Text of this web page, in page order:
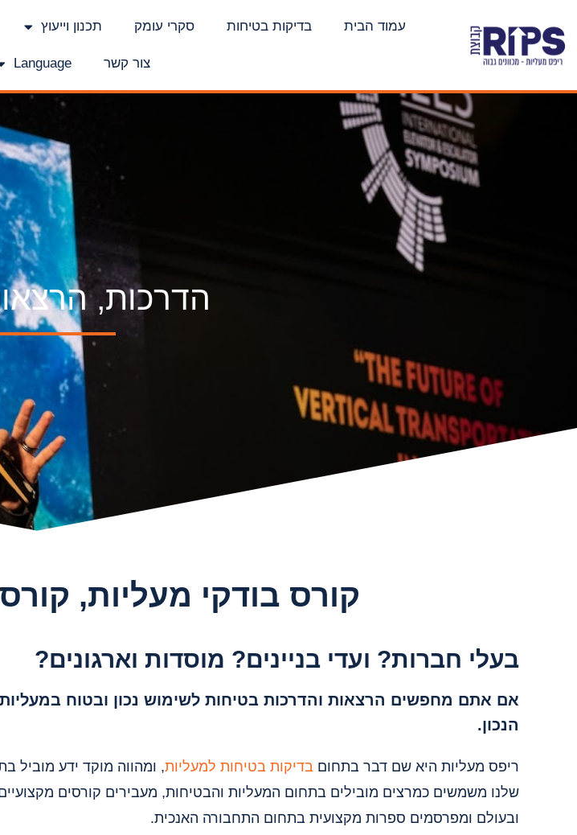
עמוד הבית בדיקות בטיחות סקרי עומק תכנון וייעוץ
צור קשר Language
הדרכות,
קורס בודקי מעליות,
בעלי חברות? ועדי בניינים? מוסדות וארגונים?
אם אתם מחפשים הרצאות והדרכות בטיחות לשימוש נכון ובטוח
הנכון.
ריפס מעליות היא שם דבר בתחום בדיקות בטיחות למעליות, ומהווה מוקד ידע מוביל
שלנו משמשים כמרצים מובילים בתחום המעליות והבטיחות, מעבירים קורסים
ובעולם ומפרסמים ספרות מקצועית בתחום התחבורה האנכית.